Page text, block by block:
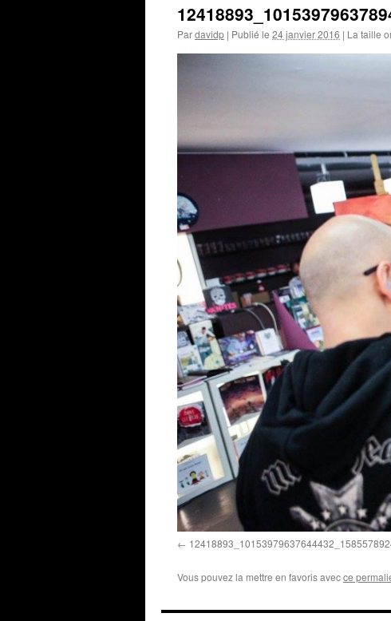
Pardavidp | Publié le 24 janvier 2016 | La taille
Vous pouvez la mettre en favoris avecce